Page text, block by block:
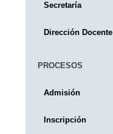
Secretaría
Dirección Docente
PROCESOS
Admisión
Inscripción